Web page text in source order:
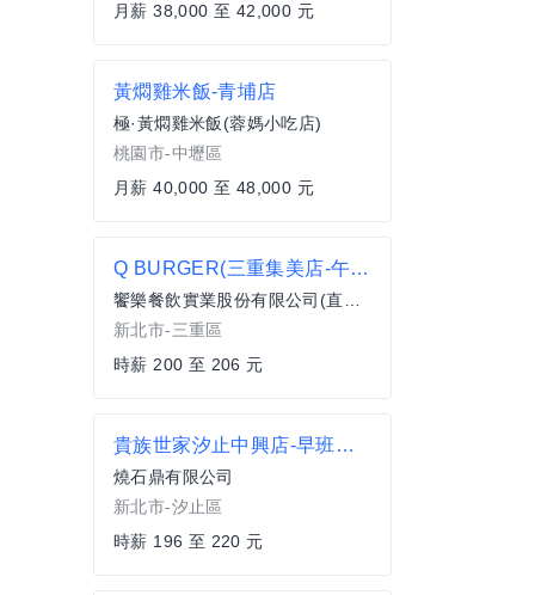
月薪 38,000 至 42,000 元
黃燜雞米飯-青埔店
極·黃燜雞米飯(蓉媽小吃店)
桃園市-中壢區
月薪 40,000 至 48,000 元
Q BURGER(三重集美店-午晚班)時薪200–206元 x 彈性排班 x 雙週發薪快又讚
饗樂餐飲實業股份有限公司(直營總公司)
新北市-三重區
時薪 200 至 206 元
貴族世家汐止中興店-早班外場
燒石鼎有限公司
新北市-汐止區
時薪 196 至 220 元